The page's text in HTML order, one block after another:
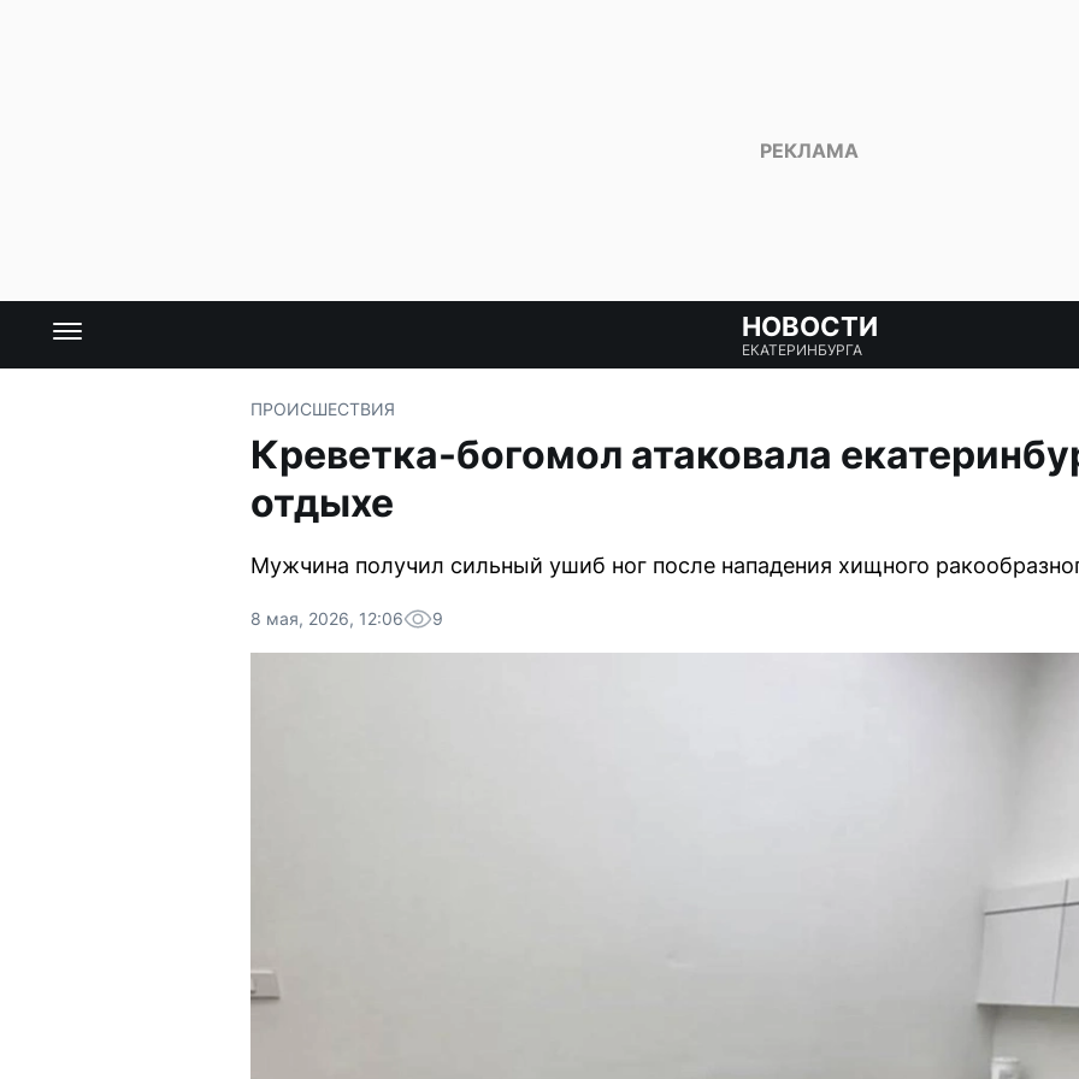
НОВОСТИ
ЕКАТЕРИНБУРГА
ПРОИСШЕСТВИЯ
Креветка-богомол атаковала
отдыхе
Мужчина получил сильный ушиб ног после нападения хищного
8 мая, 2026, 12:06 9